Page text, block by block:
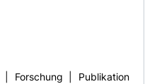
Forschung Publikation